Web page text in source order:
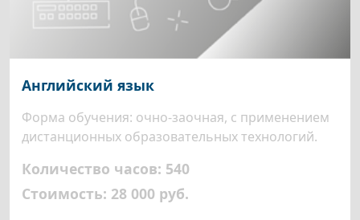
Английский язык
Форма обучения: очно-заочная, с применением
дистанционных образовательных технологий.
Количество часов: 540
Стоимость: 28 000 руб.